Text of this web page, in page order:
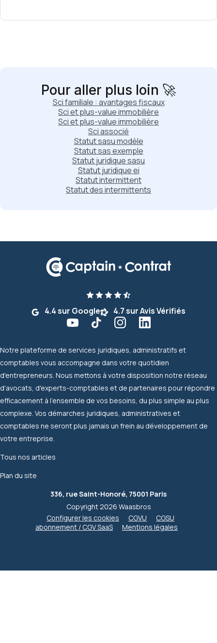
Pour aller plus loin 🚀
Sci familiale : avantages fiscaux
Sci et plus-value immobilière
Sci et plus-value immobilière
Sci associé
Statut sasu modèle
Statut sas exemple
Statut juridique sasu
Statut juridique ei
Statut intermittent
Statut des intermittents
4.4 sur Google 4.7 sur Avis Vérifiés
Notre plateforme de services juridiques, administratifs et
comptables vous accompagne dans votre quotidien
d'entrepreneurs. Nous mettons à votre disposition notre réseau
d'avocats, d'experts-comptables et de partenaires pour répondre
efficacement à l'ensemble de vos besoins, du plus simple au plus
complexe. Vos démarches juridiques, administratives et
comptables ne seront plus jamais un frein au développement de
votre entreprise.
Tous nos articles
Plan du site
336, rue Saint-Honoré, 75001 Paris
Copyright 2026 Waasbros
Configurer les cookies
CGVU
CGSU
abonnement / CGV SaaS
Mentions légales